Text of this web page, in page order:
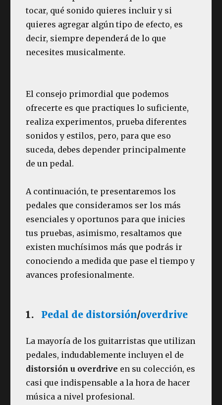
tocar, qué sonido quieres incluir y si
quieres agregar algún tipo de efecto, es
decir, siempre dependerá de lo que
necesites musicalmente.
El consejo primordial que podemos
ofrecerte es que practiques lo suficiente,
realiza experimentos, prueba diferentes
sonidos y estilos, pero, para que eso
suceda, debes depender principalmente
de un pedal.
A continuación, te presentaremos los
pedales que consideramos ser los más
esenciales y oportunos para que inicies
tus pruebas, asimismo, resaltamos que
existen muchísimos más que podrás ir
conociendo a medida que pase el tiempo y
avances profesionalmente.
1. Pedal de distorsión/overdrive
La mayoría de los guitarristas que utilizan
pedales, indudablemente incluyen el de
distorsión u overdrive en su colección, es
casi que indispensable a la hora de hacer
música a nivel profesional.